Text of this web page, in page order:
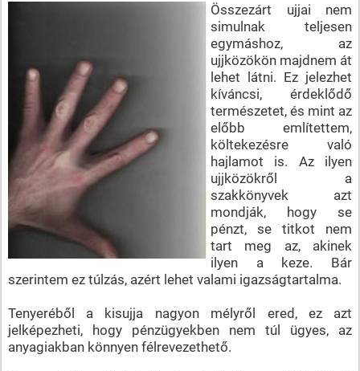
Összezárt ujjai nem
simulnak teljesen
egymáshoz, az
ujjközökön majdnem át
lehet látni. Ez jelezhet
kíváncsi, érdeklődő
természetet, és mint az
előbb említettem,
költekezésre való
hajlamot is. Az ilyen
ujjközökről a
szakkönyvek azt
mondják, hogy se
pénzt, se titkot nem
tart meg az, akinek
ilyen a keze. Bár
szerintem ez túlzás, azért lehet valami igazságtartalma.
Tenyeréből a kisujja nagyon mélyről ered, ez azt
jelképezheti, hogy pénzügyekben nem túl ügyes, az
anyagiakban könnyen félrevezethető.